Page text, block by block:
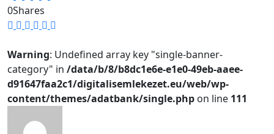
0Shares
Warning: Undefined array key "single-banner-
category" in /data/b/8/b8dc1e6e-e1e0-49eb-aaee-
d91647faa2c1/digitalisemlekezet.eu/web/wp-
content/themes/adatbank/single.php on line 111